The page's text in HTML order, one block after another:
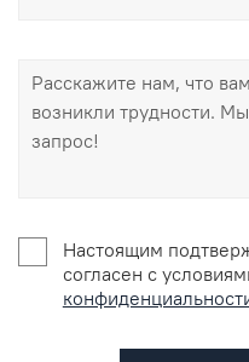
Настоящим
согласен с